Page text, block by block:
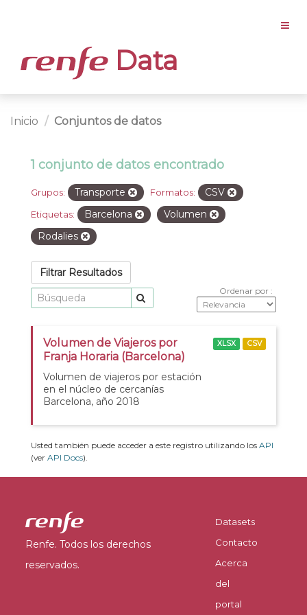
Data
Inicio Conjuntos de datos
1 conjunto de datos encontrado
Grupos: Transporte Formatos: CSV
Etiquetas: Barcelona
Volumen
Rodalies
Filtrar Resultados
Ordenar por
Volumen de Viajeros por
Franja Horaria (Barcelona)
Volumen de viajeros por estación
en el núcleo de cercanías
Barcelona, año 2018
XLSX CSV
Usted también puede acceder a este registro utilizando los API
(ver API Docs).
Renfe. Todos los derechos
reservados.
Datasets
Contacto
Acerca
del
portal